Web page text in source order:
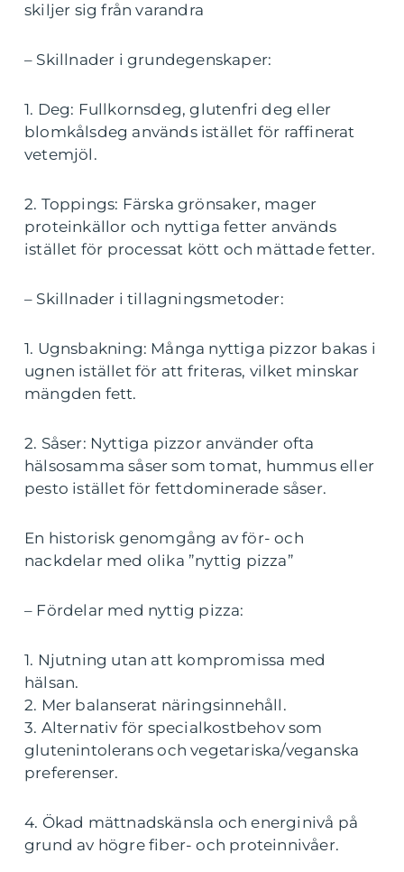
skiljer sig från varandra
– Skillnader i grundegenskaper:
1. Deg: Fullkornsdeg, glutenfri deg eller
blomkålsdeg används istället för raffinerat
vetemjöl.
2. Toppings: Färska grönsaker, mager
proteinkällor och nyttiga fetter används
istället för processat kött och mättade fetter.
– Skillnader i tillagningsmetoder:
1. Ugnsbakning: Många nyttiga pizzor bakas i
ugnen istället för att friteras, vilket minskar
mängden fett.
2. Såser: Nyttiga pizzor använder ofta
hälsosamma såser som tomat, hummus eller
pesto istället för fettdominerade såser.
En historisk genomgång av för- och
nackdelar med olika ”nyttig pizza”
– Fördelar med nyttig pizza:
1. Njutning utan att kompromissa med
hälsan.
2. Mer balanserat näringsinnehåll.
3. Alternativ för specialkostbehov som
glutenintolerans och vegetariska/veganska
preferenser.
4. Ökad mättnadskänsla och energinivå på
grund av högre fiber- och proteinnivåer.